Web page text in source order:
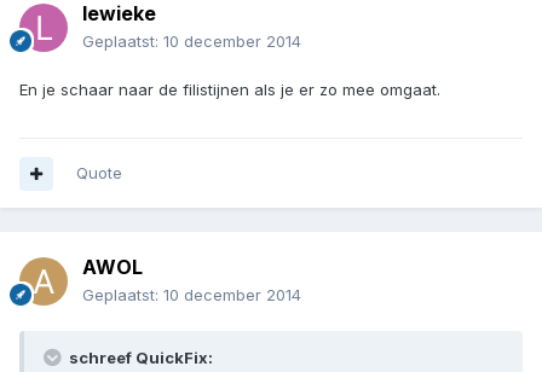
lewieke
Geplaatst: 10 december 2014
En je schaar naar de filistijnen als je er zo mee omgaat.
Quote
AWOL
Geplaatst: 10 december 2014
schreef QuickFix: